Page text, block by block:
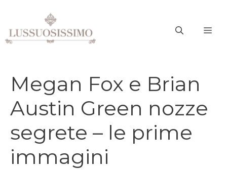
contenuto
Megan Fox e Brian
Austin Green nozze
segrete – le prime
immagini